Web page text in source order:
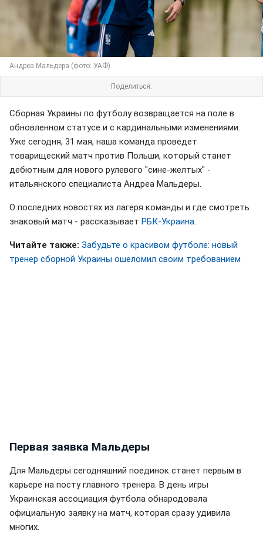
Андреа Мальдера (фото: УАФ)
Поделиться:
Сборная Украины по футболу возвращается на поле в
обновленном статусе и с кардинальными изменениями.
Уже сегодня, 31 мая, наша команда проведет
товарищеский матч против Польши, который станет
дебютным для нового рулевого "сине-желтых" -
итальянского специалиста Андреа Мальдеры.
О последних новостях из лагеря команды и где смотреть
знаковый матч - рассказывает РБК-Украина
Читайте также: Забудьте о красивом футболе: новый
тренер сборной Украины ошеломил своим требованием
Первая заявка Мальдеры
Для Мальдеры сегодняшний поединок станет первым в
карьере на посту главного тренера. В день игры
Украинская ассоциация футбола обнародовала
официальную заявку на матч, которая сразу удивила
многих.